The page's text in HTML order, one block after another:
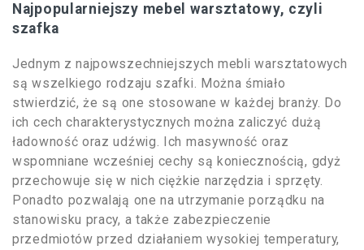
Najpopularniejszy mebel warsztatowy, czyli
szafka
Jednym z najpowszechniejszych mebli warsztatowych
są wszelkiego rodzaju szafki. Można śmiało
stwierdzić, że są one stosowane w każdej branży. Do
ich cech charakterystycznych można zaliczyć dużą
ładowność oraz udźwig. Ich masywność oraz
wspomniane wcześniej cechy są koniecznością, gdyż
przechowuje się w nich ciężkie narzędzia i sprzęty.
Ponadto pozwalają one na utrzymanie porządku na
stanowisku pracy, a także zabezpieczenie
przedmiotów przed działaniem wysokiej temperatury,